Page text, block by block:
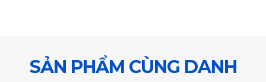
SẢN PHẨM CÙNG DANH